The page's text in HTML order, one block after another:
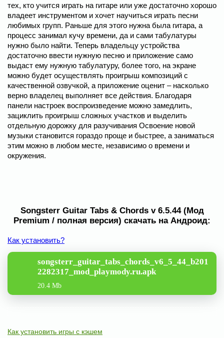
тех, кто учится играть на гитаре или уже достаточно хорошо
владеет инструментом и хочет научиться играть песни
любимых групп. Раньше для этого нужна была гитара, а
процесс занимал кучу времени, да и сами табулатуры
нужно было найти. Теперь владельцу устройства
достаточно ввести нужную песню и приложение само
выдаст ему нужную табулатуру, более того, на экране
можно будет осуществлять проигрыш композиций с
качественной озвучкой, а приложение оценит – насколько
верно владелец выполняет все действия. Благодаря
панели настроек воспроизведение можно замедлить,
зациклить проигрыш сложных участков и выделить
отдельную дорожку для разучивания Освоение новой
музыки становится гораздо проще и быстрее, а заниматься
этим можно в любом месте, независимо о времени и
окружения.
Songsterr Guitar Tabs & Chords v 6.5.44 (Мод
Premium / полная версия) скачать на Андроид:
Как установить?
songsterr_guitar_tabs_chords_v6_5_44_b201
2282317_mod_playmody.ru.apk
20.4 Mb
Как установить игры с кэшем